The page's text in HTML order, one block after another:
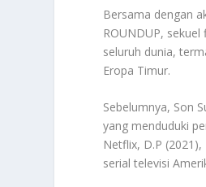
Bersama dengan
ROUNDUP,
seluruh dunia,
Eropa Timur.
Sebelumnya, Son
yang menduduki
Netflix, D.P (2021),
serial televisi